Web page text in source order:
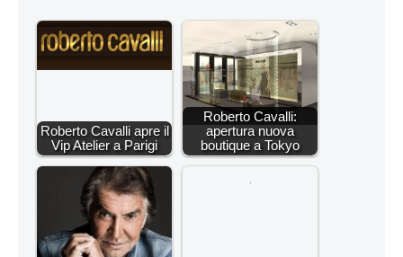
Roberto Cavalli apre il
Vip Atelier a Parigi
Roberto Cavalli:
apertura nuova
boutique a Tokyo